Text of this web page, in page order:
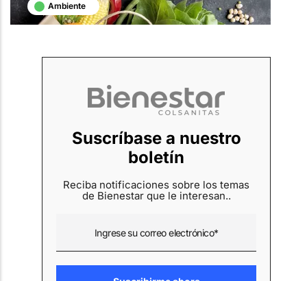
Ambiente
Suscríbase a nuestro
boletín
Reciba notificaciones sobre los temas
de Bienestar que le interesan..